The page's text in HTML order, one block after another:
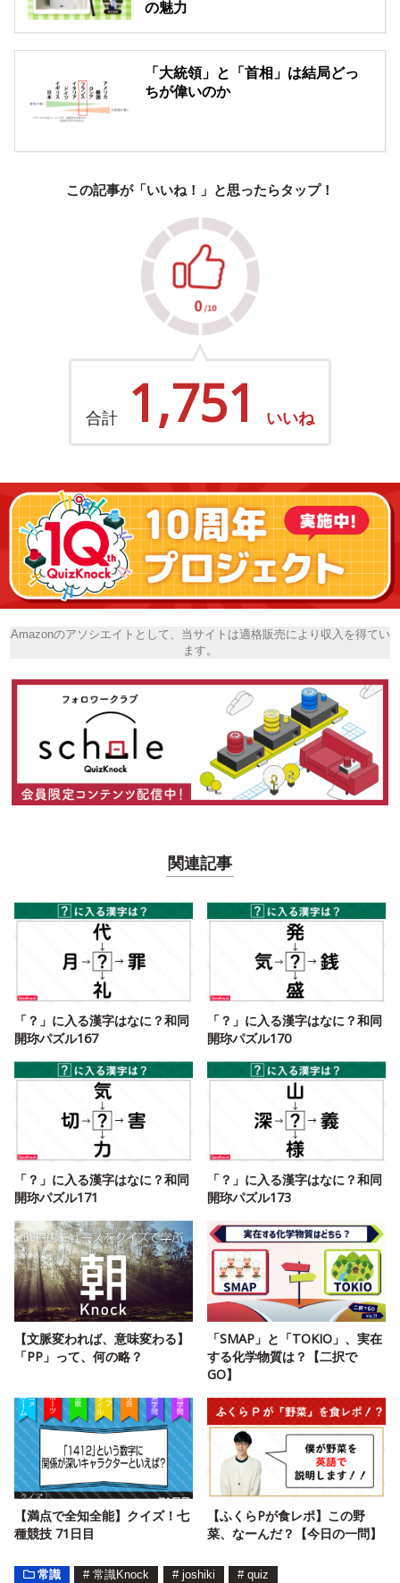
の魅力
「大統領」と「首相」は結局どっ
ちが偉いのか
この記事が「いいね！」と思ったらタップ！
合計 1,751 いいね
Amazonのアソシエイトとして、当サイトは適格販売により収入を得てい
ます。
関連記事
「？」に入る漢字はなに？和同
開珎パズル167
「？」に入る漢字はなに？和同
開珎パズル170
「？」に入る漢字はなに？和同
開珎パズル171
「？」に入る漢字はなに？和同
開珎パズル173
【文脈変われば、意味変わる】
「PP」って、何の略？
「SMAP」と「TOKIO」、実在
する化学物質は？【二択で
GO】
【満点で全知全能】クイズ！七
種競技 71日目
【ふくらPが食レポ】この野
菜、なーんだ？【今日の一問】
常識 # 常識Knock # joshiki # quiz